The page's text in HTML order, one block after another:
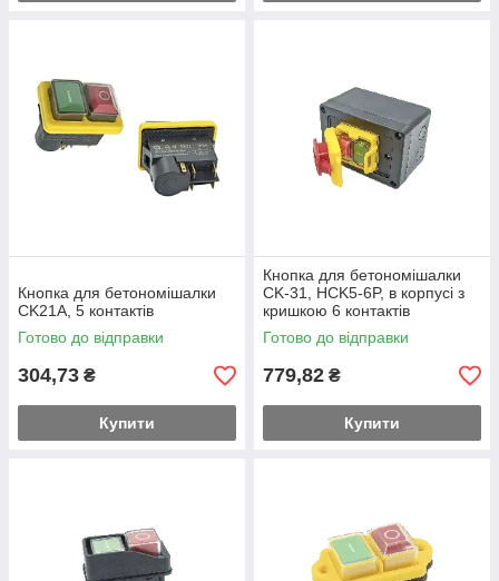
Кнопка для бетономішалки
CK21A, 5 контактів
Готово до відправки
304,73 ₴
Купити
Кнопка для бетономішалки
CK-31, HCK5-6P, в корпусі з
кришкою 6 контактів
Готово до відправки
779,82 ₴
Купити